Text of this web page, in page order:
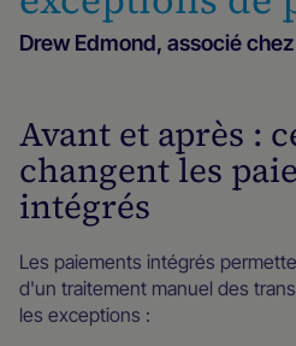
Drew Edmond, associé
Avant et après :
changent les
intégrés
Les paiements intégrés
d'un traitement manuel des
les exceptions :